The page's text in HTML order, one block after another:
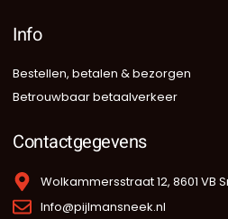
Info
Bestellen, betalen & bezorgen
Betrouwbaar betaalverkeer
Contactgegevens
Wolkammersstraat 12, 8601 VB
Info@pijlmansneek.nl